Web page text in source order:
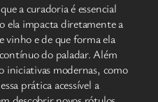
a curadoria é essencial
ela impacta diretamente a
vinho e de que forma ela
do paladar. Além
iniciativas modernas, como
prática acessível a